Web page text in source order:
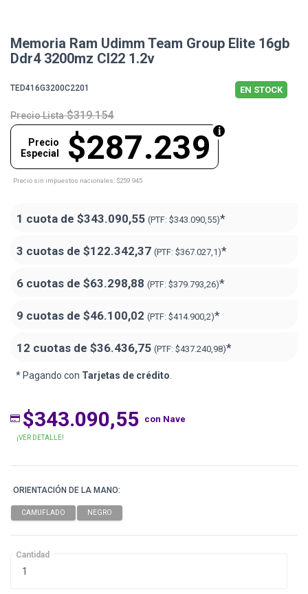
Memoria Ram Udimm Team Group Elite 16gb
Ddr4 3200mz Cl22 1.2v
TED416G3200C2201 EN STOCK
Precio Lista $319.154
$287.239
Precio
Especial
Precio sin impuestos nacionales: $259.945
1 cuota de $343.090,55 (PTF: $343.090,55)*
3 cuotas de $122.342,37 (PTF: $367.027,1)*
6 cuotas de $63.298,88 (PTF: $379.793,26)*
9 cuotas de $46.100,02 (PTF: $414.900,2)*
12 cuotas de $36.436,75 (PTF: $437.240,98)*
* Pagando con Tarjetas de crédito.
$343.090,55 con Nave
¡VER DETALLE!
ORIENTACIÓN DE LA MANO:
Cantidad